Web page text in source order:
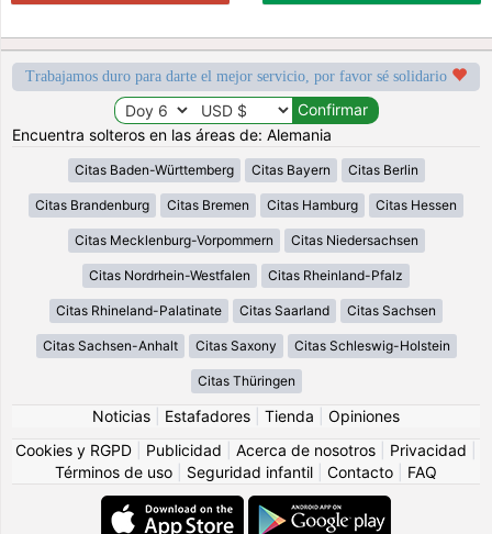
Trabajamos duro para darte el mejor servicio, por favor sé solidario
Encuentra solteros en las áreas de: Alemania
Citas Baden-Württemberg Citas Bayern Citas Berlin
Citas Brandenburg Citas Bremen Citas Hamburg Citas Hessen
Citas Mecklenburg-Vorpommern Citas Niedersachsen
Citas Nordrhein-Westfalen Citas Rheinland-Pfalz
Citas Rhineland-Palatinate Citas Saarland Citas Sachsen
Citas Sachsen-Anhalt Citas Saxony Citas Schleswig-Holstein
Citas Thüringen
Noticias Estafadores Tienda
Opiniones
Cookies y RGPD
Publicidad Acerca de nosotros Privacidad
Términos de uso
Seguridad infantil Contacto FAQ